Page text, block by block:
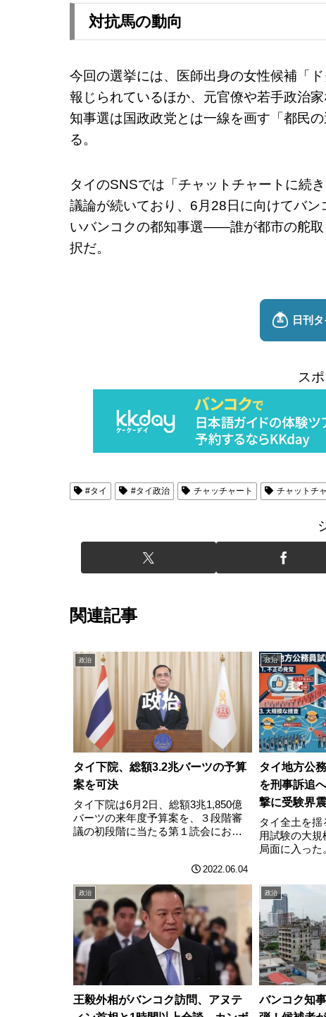
対抗馬の動向
今回の選挙には、医師出身の女性候補「
報じられているほか、元官僚や若手政治
知事選は国政政党とは一線を画す「都民
る。
タイのSNSでは「チャットチャートに続
議論が続いており、6月28日に向けてバ
いバンコクの都知事選——誰が都市の舵取
択だ。
ス
#タイ #タイ政治 チャッチャート チャットチ
関連記事
政治
タイ下院、総額3.2兆バーツの予算
案を可決
タイ下院は6月2日、総額3兆1,850億
バーツの来年度予算案を、３段階審
議の初段階に当たる第１読会におい
予算から2.74％増加し、財政赤字は前
年度比0.7％減の6,………
2022.06.04
政治
タイ地方公
を刑事訴追
撃に受験界
タイ全土を
用試験の大
局面に入っ
トップは、
消した「異
人について、
る方針を明
ン紙が報
政治
王毅外相がバンコク訪問、アヌテ
政治
バンコク知